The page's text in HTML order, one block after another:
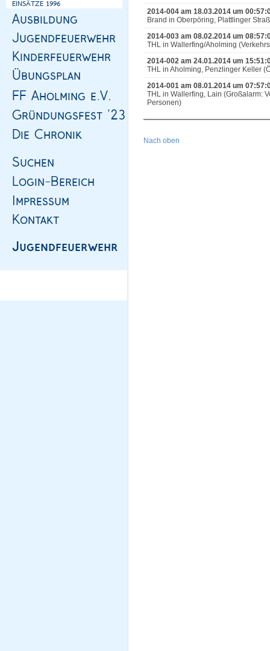
2014-004 am 18.03.2014 um
Brand in Oberpöring, Plattlinger
2014-003 am 08.02.2014 um
THL in Wallerfing/Aholming
2014-002 am 24.01.2014 um
THL in Aholming, Penzlinger Keller
2014-001 am 08.01.2014 um
THL in Wallerfing, Lain (Großalarm:
Personen)
Nach oben